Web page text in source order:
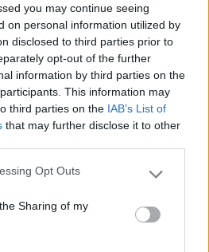
you may continue seeing
on personal information utilized by
disclosed to third parties prior to
opt-out of the further
information by third parties on the
This information may
third parties on the IAB’s List of
that may further disclose it to other
app uses one or more Google
usage behaviour. You may click to
and its third-party tags to
purposes in below Google
Opt Outs
Sharing of my
passo Rolle, gratuito, in